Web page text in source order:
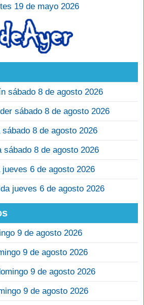
19 de mayo 2026
sábado 8 de agosto 2026
sábado 8 de agosto 2026
8 de agosto 2026
sábado 8 de agosto 2026
6 de agosto 2026
jueves 6 de agosto 2026
9 de agosto 2026
9 de agosto 2026
9 de agosto 2026
9 de agosto 2026